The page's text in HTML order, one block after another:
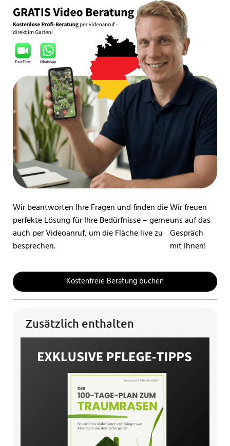
Wir beantworten Ihre Fragen und finden die
perfekte Lösung für Ihre Bedürfnisse – gerne
auch per Videoanruf, um die Fläche live zu
besprechen.
Wir freuen
uns auf das
Gespräch
mit Ihnen!
Kostenfreie Beratung buchen
Zusätzlich enthalten